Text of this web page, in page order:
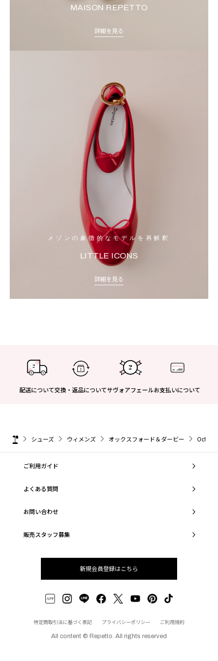
MAISON REPETTO
詳細を見る
メゾンの象徴的なモデルを再解釈
LITTLE ICONS
詳細を見る
配送について交換・返品についてサヴォアフェールお支払いについて
シューズ ウィメンズ オックスフォード＆ダービー
ご利用ガイド
よくある質問
お問い合わせ
販売スタッフ募集
新規会員登録はこちら
特定商取引法に基づく表記 プライバシーポリシー ご利用規約
All content © Repetto. All rights reserved